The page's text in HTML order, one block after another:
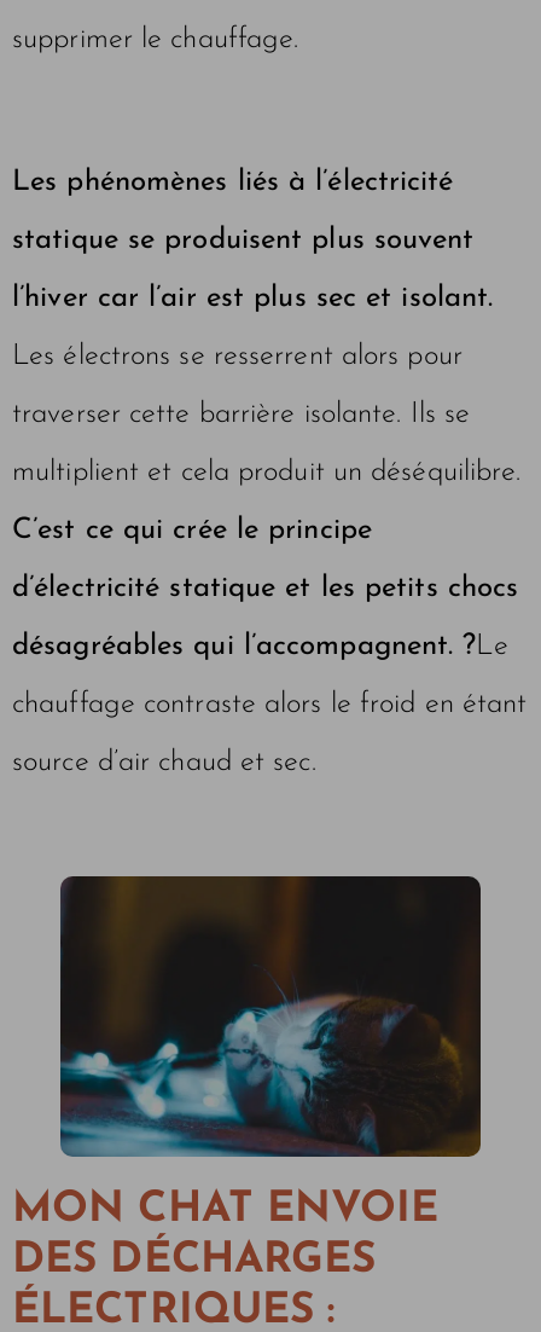
supprimer le chauffage.
Les phénomènes liés à l’électricité
statique se produisent plus souvent
l’hiver car l’air est plus sec et isolant.
Les électrons se resserrent alors pour
traverser cette barrière isolante. Ils se
multiplient et cela produit un déséquilibre.
C’est ce qui crée le principe
d’électricité statique et les petits chocs
désagréables qui l’accompagnent. ?Le
chauffage contraste alors le froid en étant
source d’air chaud et sec.
MON CHAT ENVOIE
DES DÉCHARGES
ÉLECTRIQUES :